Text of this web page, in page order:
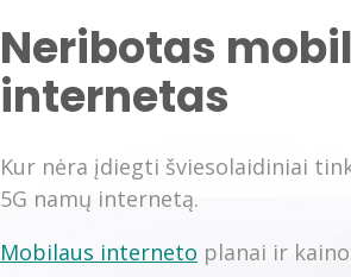
Neribotas
internetas
Kur nėra įdiegti šviesolaidiniai
5G namų internetą.
Mobilaus interneto planai ir